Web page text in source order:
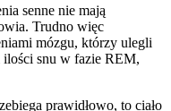
senne nie mają
Trudno więc
mózgu, którzy ulegli
snu w fazie REM,
prawidłowo, to ciało